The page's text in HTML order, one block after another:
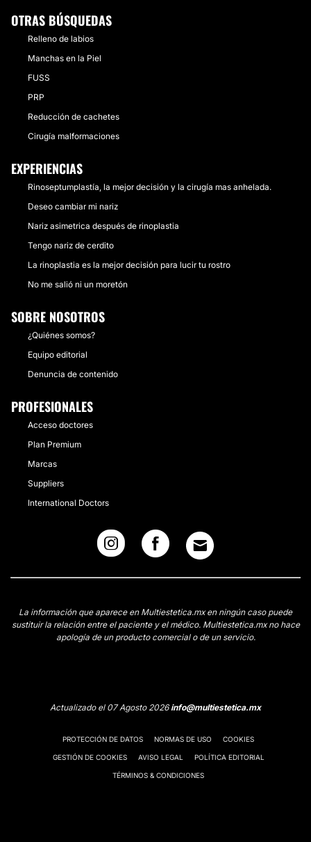
OTRAS BÚSQUEDAS
Relleno de labios
Manchas en la Piel
FUSS
PRP
Reducción de cachetes
Cirugía malformaciones
EXPERIENCIAS
Rinoseptumplastía, la mejor decisión y la cirugía mas anhelada.
Deseo cambiar mi nariz
Nariz asimetrica después de rinoplastia
Tengo nariz de cerdito
La rinoplastia es la mejor decisión para lucir tu rostro
No me salió ni un moretón
SOBRE NOSOTROS
¿Quiénes somos?
Equipo editorial
Denuncia de contenido
PROFESIONALES
Acceso doctores
Plan Premium
Marcas
Suppliers
International Doctors
La información que aparece en Multiestetica.mx en ningún caso puede
sustituir la relación entre el paciente y el médico. Multiestetica.mx no hace
apología de un producto comercial o de un servicio.
Actualizado el 07 Agosto 2026info@multiestetica.mx
PROTECCIÓN DE DATOS NORMAS DE USO COOKIES
GESTIÓN DE COOKIES AVISO LEGAL POLÍTICA EDITORIAL
TÉRMINOS & CONDICIONES